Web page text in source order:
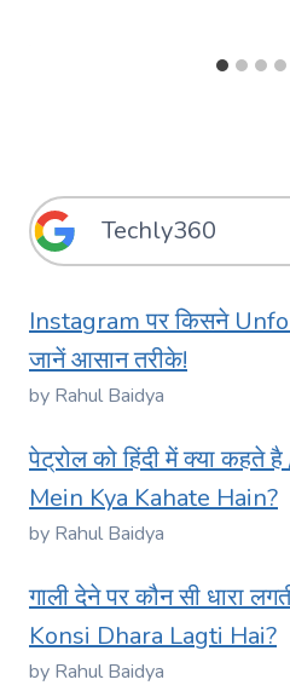
Instagram पर किसने
जानें आसान तरीके!
by Rahul Baidya
पेट्रोल को हिंदी में क्या
Mein Kya Kahate Hain?
by Rahul Baidya
गाली देने पर कौन सी धारा
Konsi Dhara Lagti Hai?
by Rahul Baidya